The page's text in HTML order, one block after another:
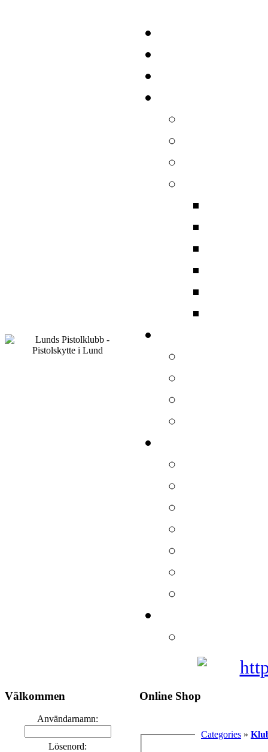
Välkommen
Användarnamn:
Lösenord:
Online Shop
Categories »